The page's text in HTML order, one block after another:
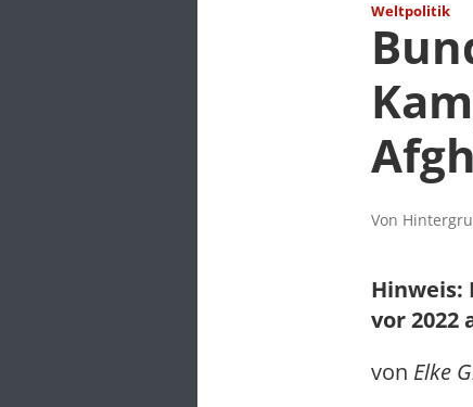
Weltpolitik
Von
Hinweis:
vor
von Elke